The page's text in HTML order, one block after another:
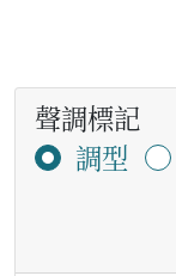
聲調標記
調型